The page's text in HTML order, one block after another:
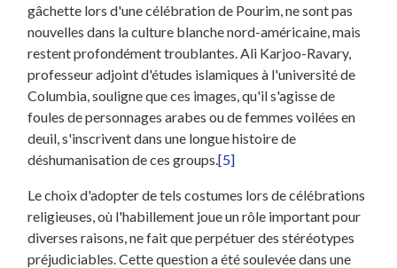
gâchette lors d'une célébration de Pourim, ne sont pas
nouvelles dans la culture blanche nord-américaine, mais
restent profondément troublantes. Ali Karjoo-Ravary,
professeur adjoint d'études islamiques à l'université de
Columbia, souligne que ces images, qu'il s'agisse de
foules de personnages arabes ou de femmes voilées en
deuil, s'inscrivent dans une longue histoire de
déshumanisation de ces groups.[5]
Le choix d'adopter de tels costumes lors de célébrations
religieuses, où l'habillement joue un rôle important pour
diverses raisons, ne fait que perpétuer des stéréotypes
préjudiciables. Cette question a été soulevée dans une